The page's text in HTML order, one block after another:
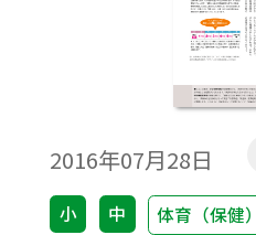
2016年07月28日
小 中 体育（保健）